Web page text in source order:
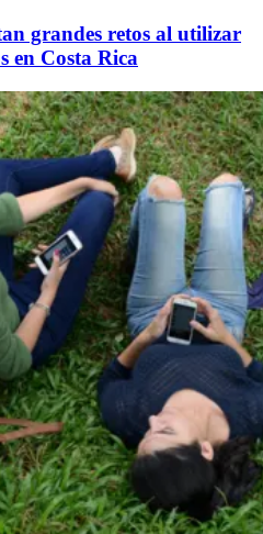
grandes retos al utilizar
en Costa Rica